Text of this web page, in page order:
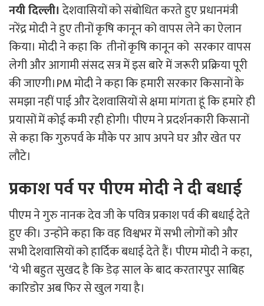
नयी दिल्ली।देशवासियों को संबोधित करते हुए प्रधानमंत्री
नरेंद्र मोदी ने हुए तीनों कृषि कानून को वापस लेने का ऐलान
किया। मोदी ने कहा कि तीनों कृषि कानून को सरकार वापस
लेगी और आगामी संसद सत्र में इस बारे में जरूरी प्रक्रिया पूरी
की जाएगी।PM मोदी ने कहा कि हमारी सरकार किसानों के
समझा नहीं पाई और देशवासियों से क्षमा मांगता हूं कि हमारे ही
प्रयासों में कोई कमी रही होगी। पीएम ने प्रदर्शनकारी किसानों
से कहा कि गुरुपर्व के मौके पर आप अपने घर और खेत पर
लौटे।
प्रकाश पर्व पर पीएम मोदी ने दी बधाई
पीएम ने गुरु नानक देव जी के पवित्र प्रकाश पर्व की बधाई देते
हुए की। उन्‍होंने कहा कि वह विश्वभर में सभी लोगों को और
सभी देशवासियों को हार्दिक बधाई देते हैं। पीएम मोदी ने कहा,
‘ये भी बहुत सुखद है कि डेढ़ साल के बाद करतारपुर साबिह
कारिडोर अब फिर से खुल गया है।